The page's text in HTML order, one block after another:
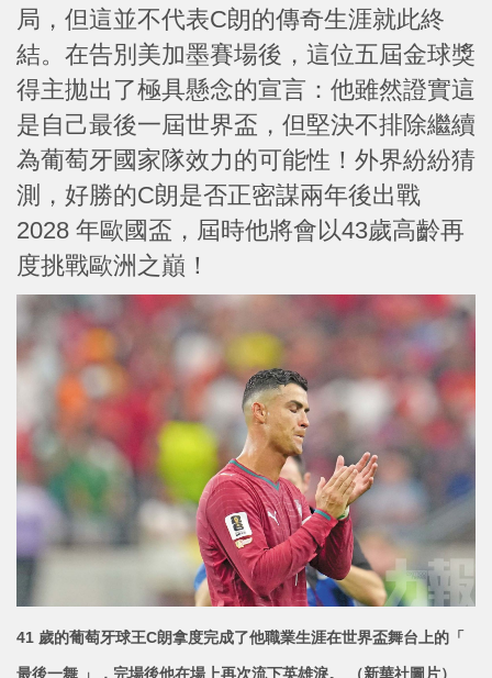
局，但這並不代表C朗的傳奇生涯就此終
結。在告別美加墨賽場後，這位五屆金球獎
得主拋出了極具懸念的宣言：他雖然證實這
是自己最後一屆世界盃，但堅決不排除繼續
為葡萄牙國家隊效力的可能性！外界紛紛猜
測，好勝的C朗是否正密謀兩年後出戰
2028 年歐國盃，屆時他將會以43歲高齡再
度挑戰歐洲之巔！
41 歲的葡萄牙球王C朗拿度完成了他職業生涯在世界盃舞台上的「
最後一舞 」，完場後他在場上再次流下英雄淚。 （新華社圖片）